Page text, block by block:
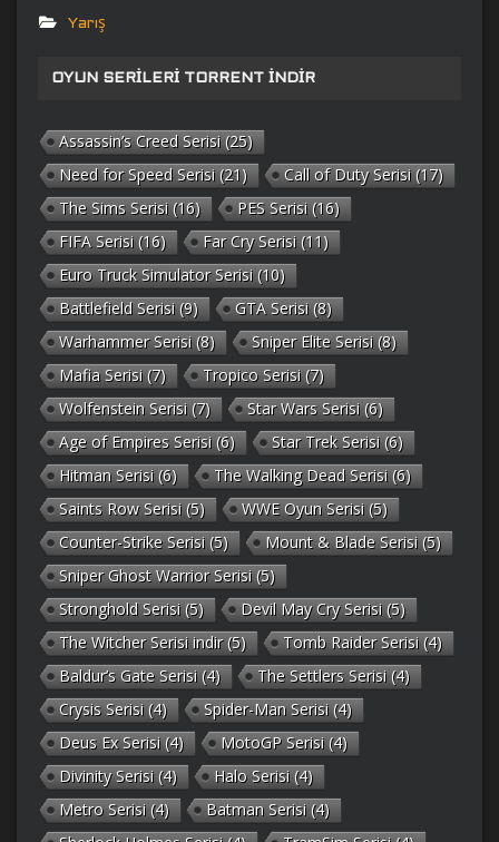
Yarış
OYUN SERILERI TORRENT İNDIR
Assassin’s Creed Serisi (25)
Need for Speed Serisi (21) Call of Duty Serisi (17)
The Sims Serisi (16) PES Serisi (16)
FIFA Serisi (16) Far Cry Serisi (11)
Euro Truck Simulator Serisi (10)
Battlefield Serisi (9) GTA Serisi (8)
Warhammer Serisi (8) Sniper Elite Serisi (8)
Mafia Serisi (7) Tropico Serisi (7)
Wolfenstein Serisi (7) Star Wars Serisi (6)
Age of Empires Serisi (6) Star Trek Serisi (6)
Hitman Serisi (6) The Walking Dead Serisi (6)
Saints Row Serisi (5) WWE Oyun Serisi (5)
Counter-Strike Serisi (5) Mount & Blade Serisi (5)
Sniper Ghost Warrior Serisi (5)
Stronghold Serisi (5) Devil May Cry Serisi (5)
The Witcher Serisi indir(5) Tomb Raider Serisi (4)
Baldur’s Gate Serisi (4) The Settlers Serisi (4)
Crysis Serisi (4) Spider-Man Serisi (4)
Deus Ex Serisi (4) MotoGP Serisi (4)
Divinity Serisi (4) Halo Serisi (4)
Metro Serisi (4) Batman Serisi (4)